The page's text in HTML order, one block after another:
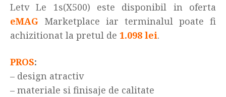
Letv Le 1s(X500) este disponibil in oferta
eMAG Marketplace iar terminalul poate fi
achizitionat la pretul de 1.098 lei.
PROS:
– design atractiv
– materiale si finisaje de calitate